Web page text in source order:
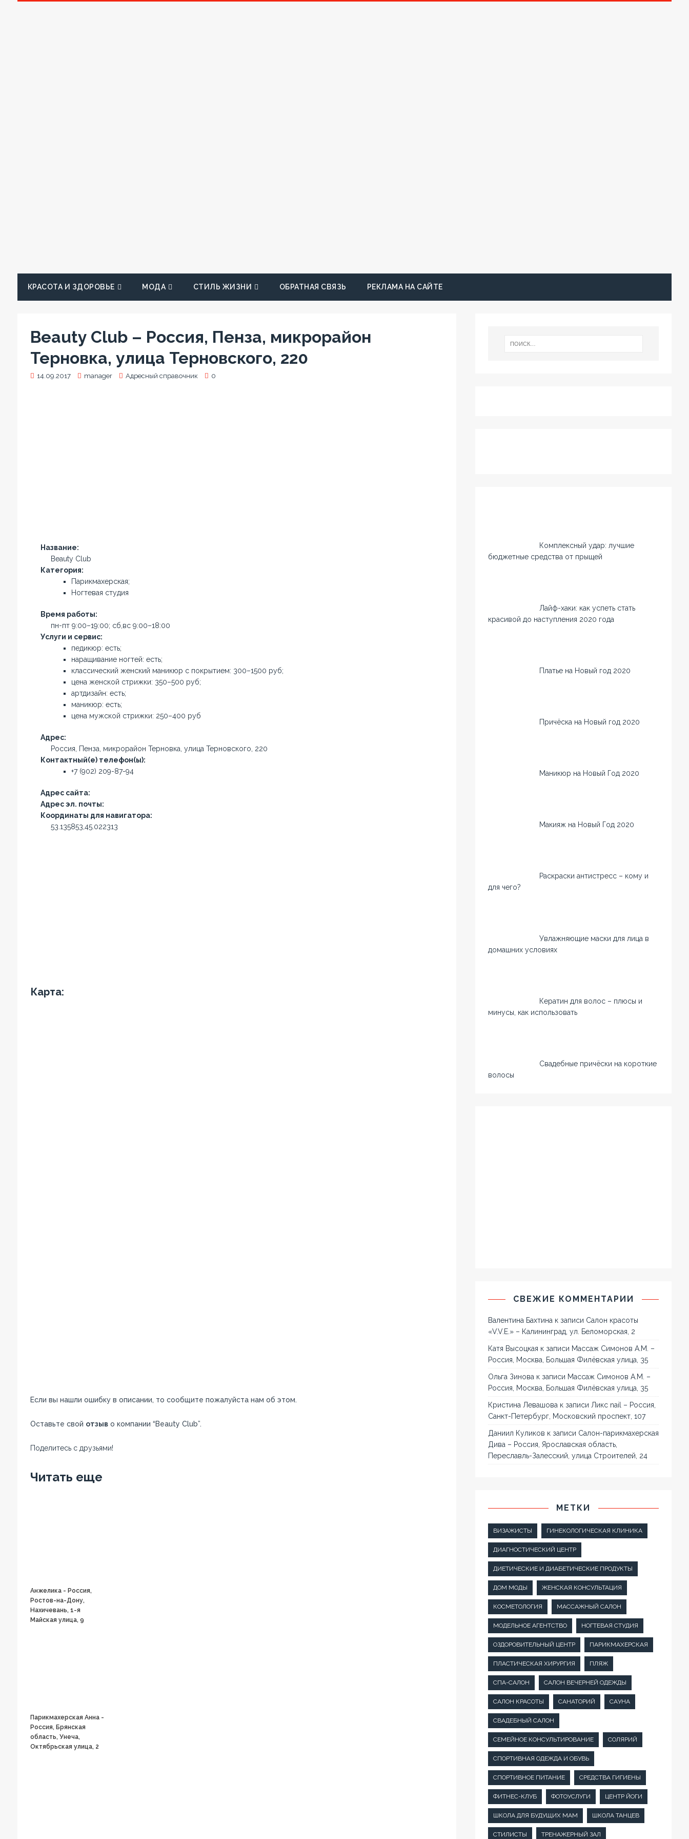
КРАСОТА И ЗДОРОВЬЕ МОДА СТИЛЬ ЖИЗНИ ОБРАТНАЯ СВЯЗЬ РЕКЛАМА НА САЙТЕ
Beauty Club – Россия, Пенза, микрорайон
Терновка, улица Терновского, 220
14.09.2017 manager Адресный справочник 0
Название:
Beauty Club
Категория:
Парикмахерская;
Ногтевая студия
Время работы:
пн-пт 9:00–19:00; сб,вс 9:00–18:00
Услуги и сервис:
педикюр: есть;
наращивание ногтей: есть;
классический женский маникюр с покрытием: 300–1500 руб;
цена женской стрижки: 350–500 руб;
артдизайн: есть;
маникюр: есть;
цена мужской стрижки: 250–400 руб
Адрес:
Россия, Пенза, микрорайон Терновка, улица Терновского, 220
Контактный(е) телефон(ы):
+7 (902) 209-87-94
Адрес сайта:
Адрес эл. почты:
Координаты для навигатора:
53.135853,45.022313
Карта:
Если вы нашли ошибку в описании, то сообщите пожалуйста нам об этом.
Оставьте свой отзыво компании “Beauty Club”.
Поделитесь с друзьями!
Читать еще
Анжелика - Россия,
Ростов-на-Дону,
Нахичевань, 1-я
Майская улица, 9
Парикмахерская Анна -
Россия, Брянская
область, Унеча,
Октябрьская улица, 2
Комплексный удар: лучшие
бюджетные средства от прыщей
Лайф-хаки: как успеть стать
красивой до наступления 2020 года
Платье на Новый год 2020
Причёска на Новый год 2020
Маникюр на Новый Год 2020
Макияж на Новый Год 2020
Раскраски антистресс – кому и
для чего?
Увлажняющие маски для лица в
домашних условиях
Кератин для волос – плюсы и
минусы, как использовать
Свадебные причёски на короткие
волосы
СВЕЖИЕ КОММЕНТАРИИ
Валентина Бахтина к записи Салон красоты
«V.V.E.» – Калининград, ул. Беломорская, 2
Катя Высоцкая к записи Массаж Симонов А.М. –
Россия, Москва, Большая Филёвская улица, 35
Ольга Зинова к записи Массаж Симонов А.М. –
Россия, Москва, Большая Филёвская улица, 35
Кристина Левашова к записиЛикс nail – Россия,
Санкт-Петербург, Московский проспект, 107
Даниил Куликов к записи Салон-парикмахерская
Дива – Россия, Ярославская область,
Переславль-Залесский, улица Строителей, 24
МЕТКИ
ВИЗАЖИСТЫ ГИНЕКОЛОГИЧЕСКАЯ КЛИНИКА
ДИАГНОСТИЧЕСКИЙ ЦЕНТР
ДИЕТИЧЕСКИЕ И ДИАБЕТИЧЕСКИЕ ПРОДУКТЫ
ДОМ МОДЫ ЖЕНСКАЯ КОНСУЛЬТАЦИЯ
КОСМЕТОЛОГИЯ МАССАЖНЫЙ САЛОН
МОДЕЛЬНОЕ АГЕНТСТВО НОГТЕВАЯ СТУДИЯ
ОЗДОРОВИТЕЛЬНЫЙ ЦЕНТР ПАРИКМАХЕРСКАЯ
ПЛАСТИЧЕСКАЯ ХИРУРГИЯ ПЛЯЖ
СПА-САЛОН САЛОН ВЕЧЕРНЕЙ ОДЕЖДЫ
САЛОН КРАСОТЫ САНАТОРИЙ САУНА
СВАДЕБНЫЙ САЛОН
СЕМЕЙНОЕ КОНСУЛЬТИРОВАНИЕ СОЛЯРИЙ
СПОРТИВНАЯ ОДЕЖДА И ОБУВЬ
СПОРТИВНОЕ ПИТАНИЕ СРЕДСТВА ГИГИЕНЫ
ФИТНЕС-КЛУБ ФОТОУСЛУГИ ЦЕНТР ЙОГИ
ШКОЛА ДЛЯ БУДУЩИХ МАМ ШКОЛА ТАНЦЕВ
СТИЛИСТЫ ТРЕНАЖЕРНЫЙ ЗАЛ